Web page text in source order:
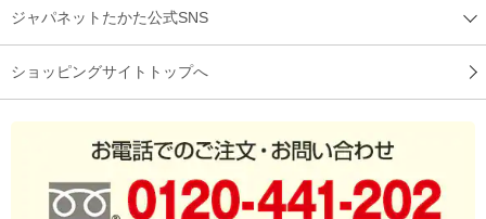
ジャパネットたかた公式SNS
ショッピングサイトトップへ